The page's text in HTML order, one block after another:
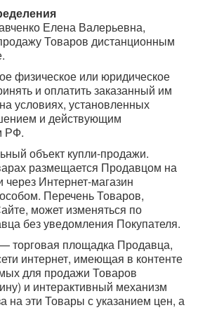
Елена Валерьевна,
Товаров дистанционным
физическое или юридическое
и оплатить заказанный им
условиях, установленных
и действующим
РФ.
объект купли-продажи.
размещается Продавцом на
Интернет-магазин
Перечень Товаров,
может изменяться по
без уведомления Покупателя.
торговая площадка Продавца,
интернет, имеющая в контенте
для продажи Товаров
и интерактивный механизм
на эти Товары с указанием цен, а